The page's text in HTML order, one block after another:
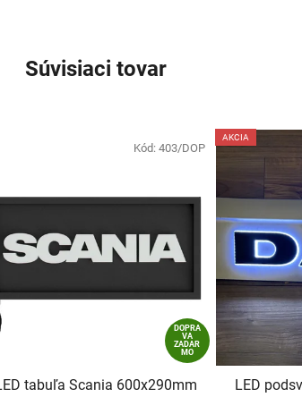
Súvisiaci tovar
DOPRA
VA
ZADAR
MO
tabuľa Scania 600x290mm
Kód: 403/DOP
AKCIA
LED